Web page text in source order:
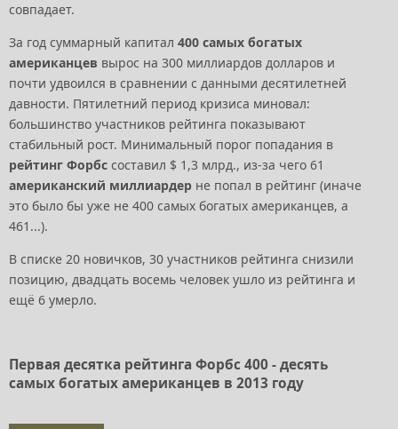
совпадает.
За год суммарный капитал 400 самых богатых
американцев вырос на 300 миллиардов долларов и
почти удвоился в сравнении с данными десятилетней
давности. Пятилетний период кризиса миновал:
большинство участников рейтинга показывают
стабильный рост. Минимальный порог попадания в
рейтинг Форбс составил $ 1,3 млрд., из-за чего 61
американский миллиардер не попал в рейтинг (иначе
это было бы уже не 400 самых богатых американцев, а
461...).
В списке 20 новичков, 30 участников рейтинга снизили
позицию, двадцать восемь человек ушло из рейтинга и
ещё 6 умерло.
Первая десятка рейтинга Форбс 400 - десять
самых богатых американцев в 2013 году